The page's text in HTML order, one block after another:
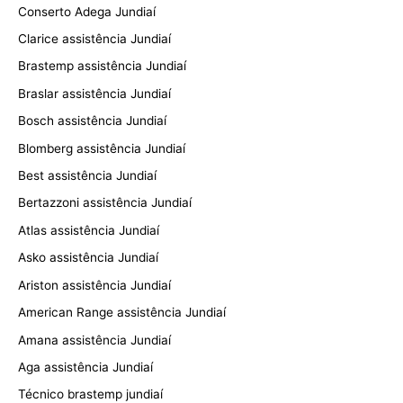
Conserto Adega Jundiaí
Clarice assistência Jundiaí
Brastemp assistência Jundiaí
Braslar assistência Jundiaí
Bosch assistência Jundiaí
Blomberg assistência Jundiaí
Best assistência Jundiaí
Bertazzoni assistência Jundiaí
Atlas assistência Jundiaí
Asko assistência Jundiaí
Ariston assistência Jundiaí
American Range assistência Jundiaí
Amana assistência Jundiaí
Aga assistência Jundiaí
Técnico brastemp jundiaí